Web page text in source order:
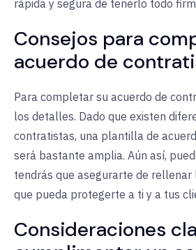
rápida y segura de tenerlo todo
Consejos para
acuerdo de
Para completar su acuerdo de
los detalles. Dado que existen
contratistas, una plantilla de
será bastante amplia. Aún así,
tendrás que asegurarte de
que pueda protegerte a ti y a tus
Consideraciones